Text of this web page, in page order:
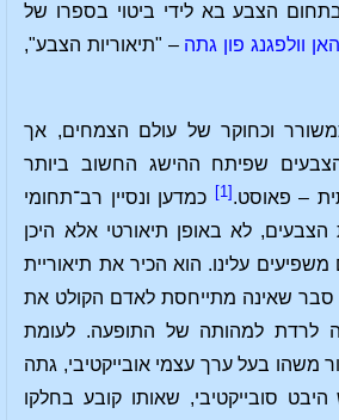
הצבע בא לידי ביטוי בספרו של
וולפגנג פון גתה – "תיאוריות הצבע",
וכחוקר של עולם הצמחים, אך
הצבעים שפיתח ההישג החשוב ביותר
– פאוסט.[1]
כמדען ונסיין רב־תחומי
לא באופן תיאורטי אלא היכן
עלינו. הוא הכיר את תיאוריית
סבר שאינה מתייחסת לאדם הקולט את
לרדת למהותה של התופעה. לעומת
משהו בעל ערך עצמי אובייקטיבי, גתה
סובייקטיבי, שאותו קובע בחלקו